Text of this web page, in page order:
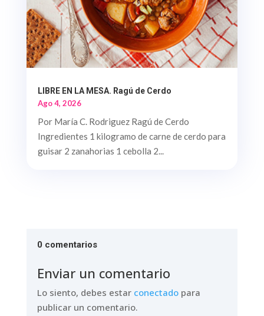
LIBRE EN LA MESA. Ragú de Cerdo
Ago 4, 2026
Por María C. Rodriguez Ragú de Cerdo
Ingredientes 1 kilogramo de carne de cerdo para
guisar 2 zanahorias 1 cebolla 2...
0 comentarios
Enviar un comentario
Lo siento, debes estar conectadopara
publicar un comentario.